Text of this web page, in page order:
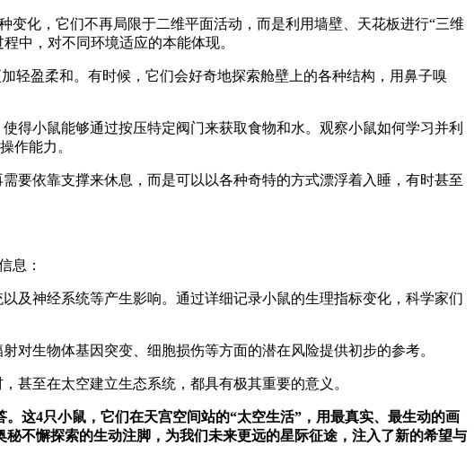
化，它们不再局限于二维平面活动，而是利用墙壁、天花板进行“三维
中，对不同环境适应的本能体现。
轻盈柔和。有时候，它们会好奇地探索舱壁上的各种结构，用鼻子嗅
得小鼠能够通过按压特定阀门来获取食物和水。观察小鼠如何学习并利
作能力。
要依靠支撑来休息，而是可以以各种奇特的方式漂浮着入睡，有时甚至
息：
及神经系统等产生影响。通过详细记录小鼠的生理指标变化，科学家们
对生物体基因突变、细胞损伤等方面的潜在风险提供初步的参考。
甚至在太空建立生态系统，都具有极其重要的意义。
这4只小鼠，它们在天宫空间站的“太空生活”，用最真实、最生动的画
不懈探索的生动注脚，为我们未来更远的星际征途，注入了新的希望与